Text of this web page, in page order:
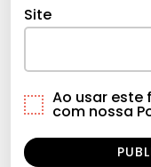
Site
Ao usar este
com nossa